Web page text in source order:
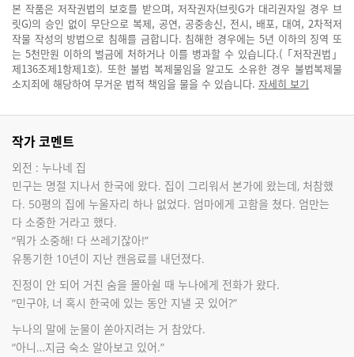
본 작품은 저작권법의 보호를 받으며, 저작권자(브릿G가 대리권자일 경우 브
릿G)의 승인 없이 무단으로 복제, 공연, 공중송신, 전시, 배포, 대여, 2차적저
작물 작성의 방법으로 침해를 금합니다. 침해한 경우에는 5년 이하의 징역 또
는 5천만원 이하의 벌금에 처하거나 이를 병과할 수 있습니다.(「저작권법」
제136조제1항제1호). 또한 불법 복제물임을 알고도 소유한 경우 불법복제물
소지죄에 해당하여 무거운 법적 책임을 물을 수 있습니다. 자세히 보기
작가 코멘트
외전 : 누나네 집
민구는 명절 지나서 한국에 왔다. 집이 그리워서 본가에 왔는데, 처참했
다. 50평의 집에 누울자리 하나 없었다. 엄마에게 고함을 쳤다. 엄만는
다 소중한 거라고 했다.
“뭐가 소중해! 다 쓰레기잖아!”
유통기한 10년이 지난 캔음료를 내던졌다.
진정이 안 되어 거친 숨을 몰아쉴 때 누나에게 전화가 왔다.
“민구야, 너 혹시 한국에 있는 동안 지낼 곳 있어?”
누나의 말에 눈물이 쏟아지려는 거 참았다.
“아니…지금 숙소 알아보고 있어.”